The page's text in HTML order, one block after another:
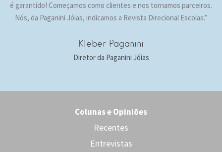
é garantido! Começamos como clientes e nos tornamos parceiros.
Nós, da Paganini Jóias, indicamos a Revista Direcional Escolas.”
Kleber Paganini
Diretor da Paganini Jóias
Colunas e Opiniões
Recentes
Entrevistas